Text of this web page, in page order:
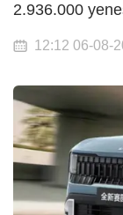
2.936.000
12:12 06-08-